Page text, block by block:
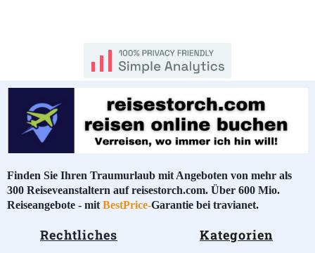
Finden Sie Ihren Traumurlaub mit Angeboten von mehr als
300 Reiseveanstaltern auf reisestorch.com. Über 600 Mio.
Reiseangebote - mitBestPrice-Garantie bei travianet.
Rechtliches Kategorien